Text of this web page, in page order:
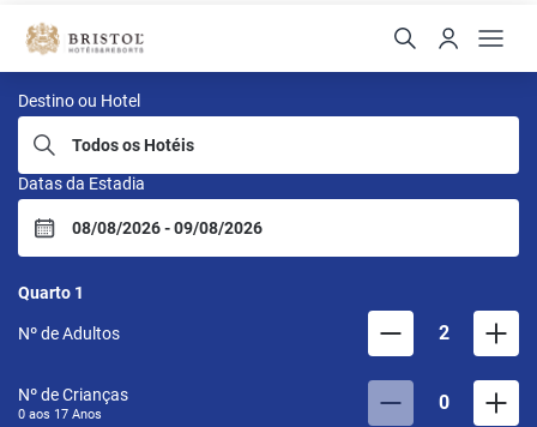
Bristol Hoteis e Resorts
Destino ou Hotel
Datas da Estadia
Quarto 1
Nº de Adultos 2
Nº de Crianças
0 aos 17 Anos 0